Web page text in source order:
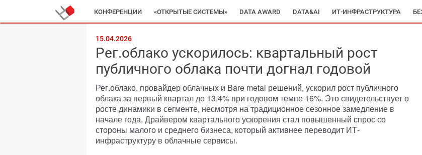
КОНФЕРЕНЦИИ «ОТКРЫТЫЕ СИСТЕМЫ» DATA AWARD DATA&AI ИТ-ИНФРАСТРУКТУРА
15.04.2026
Рег.облако ускорилось: квартальный рост
публичного облака почти догнал годовой
Рег.облако, провайдер облачных и Bare metal решений, ускорил рост публичного
облака за первый квартал до 13,4% при годовом темпе 16%. Это свидетельствует о
росте динамики в сегменте, несмотря на традиционное сезонное замедление в
начале года. Драйвером квартального ускорения стал повышенный спрос со
стороны малого и среднего бизнеса, который активнее переводит ИТ-
инфраструктуру в облачные сервисы.